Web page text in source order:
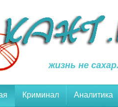
жизнь не
Криминал Аналитика